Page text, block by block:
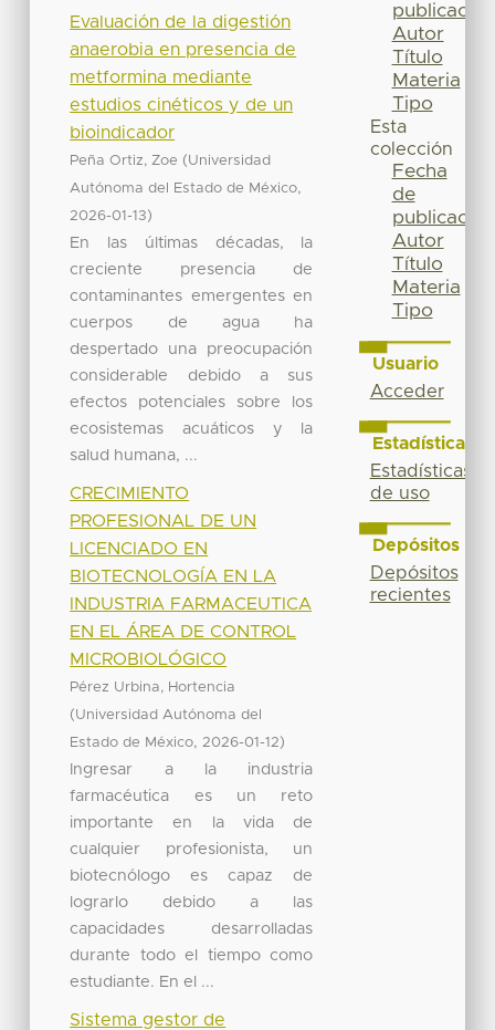
Evaluación de la digestión
anaerobia en presencia de
metformina mediante
estudios cinéticos y de un
bioindicador
Peña Ortiz, Zoe (Universidad
Autónoma del Estado de México,
2026-01-13)
En las últimas décadas, la
creciente presencia de
contaminantes emergentes en
cuerpos de agua ha
despertado una preocupación
considerable debido a sus
efectos potenciales sobre los
ecosistemas acuáticos y la
salud humana, ...
CRECIMIENTO
PROFESIONAL DE UN
LICENCIADO EN
BIOTECNOLOGÍA EN LA
INDUSTRIA FARMACEUTICA
EN EL ÁREA DE CONTROL
MICROBIOLÓGICO
Pérez Urbina, Hortencia
(Universidad Autónoma del
Estado de México, 2026-01-12)
Ingresar a la industria
farmacéutica es un reto
importante en la vida de
cualquier profesionista, un
biotecnólogo es capaz de
lograrlo debido a las
capacidades desarrolladas
durante todo el tiempo como
estudiante. En el ...
Sistema gestor de
publicación
Autor
Título
Materia
Tipo
Esta
colección
Fecha
de
publicación
Autor
Título
Materia
Tipo
Usuario
Acceder
Estadísticas
Estadísticas
de uso
Depósitos
Depósitos
recientes